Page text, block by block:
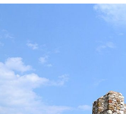
Ψηφιακή επιτήρηση
κάμερες και σύγχρονα
Αξιοποίηση της
πλεονεκτήματος,
από εναέρια μέσα και
υδατοδεξαμενών στις